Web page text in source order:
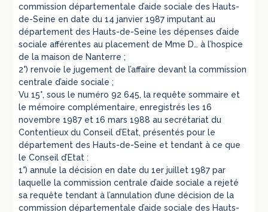
commission départementale d’aide sociale des Hauts-
de-Seine en date du 14 janvier 1987 imputant au
département des Hauts-de-Seine les dépenses d’aide
sociale afférentes au placement de Mme D… à l’hospice
de la maison de Nanterre ;
2°) renvoie le jugement de l’affaire devant la commission
centrale d’aide sociale ;
Vu 15°, sous le numéro 92 645, la requête sommaire et
le mémoire complémentaire, enregistrés les 16
novembre 1987 et 16 mars 1988 au secrétariat du
Contentieux du Conseil d’Etat, présentés pour le
département des Hauts-de-Seine et tendant à ce que
le Conseil d’Etat :
1°) annule la décision en date du 1er juillet 1987 par
laquelle la commission centrale d’aide sociale a rejeté
sa requête tendant à l’annulation d’une décision de la
commission départementale d’aide sociale des Hauts-